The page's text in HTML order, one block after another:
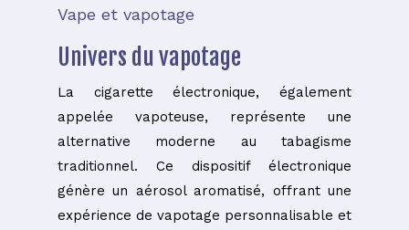
Vape et vapotage
Univers du vapotage
La cigarette électronique, également
appelée vapoteuse, représente une
alternative moderne au tabagisme
traditionnel. Ce dispositif électronique
génère un aérosol aromatisé, offrant une
expérience de vapotage personnalisable et